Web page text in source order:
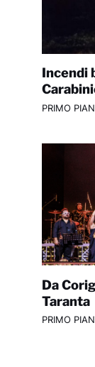
Incendi
PRIMO
Da
Taranta
PRIMO